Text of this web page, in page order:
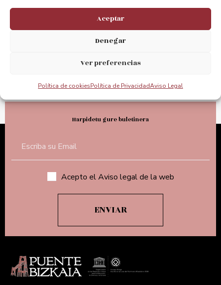
Aceptar
Denegar
Ver preferencias
Política de cookiesPolítica de PrivacidadAviso Legal
@PuenteBizkaia
Harpidetu gure buletinera
Acepto el Aviso legal de la web